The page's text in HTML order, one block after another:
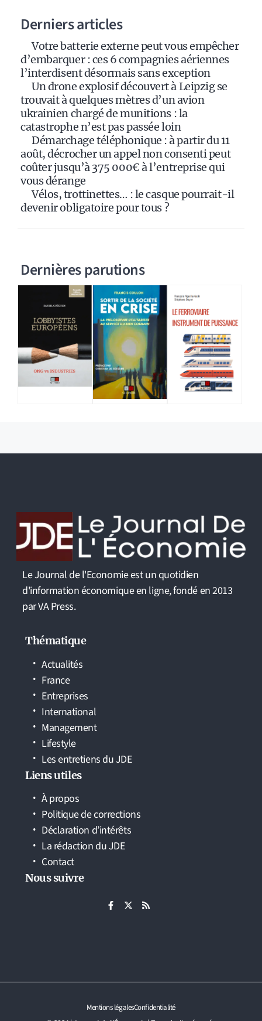
Derniers articles
Votre batterie externe peut vous empêcher
d’embarquer : ces 6 compagnies aériennes
l’interdisent désormais sans exception
Un drone explosif découvert à Leipzig se
trouvait à quelques mètres d’un avion
ukrainien chargé de munitions : la
catastrophe n’est pas passée loin
Démarchage téléphonique : à partir du 11
août, décrocher un appel non consenti peut
coûter jusqu’à 375 000€ à l’entreprise qui
vous dérange
Vélos, trottinettes… : le casque pourrait-il
devenir obligatoire pour tous ?
Dernières parutions
Le Journal de l'Economie est un quotidien
d'information économique en ligne, fondé en 2013
par VA Press.
Thématique
Actualités
France
Entreprises
International
Management
Lifestyle
Les entretiens du JDE
Liens utiles
À propos
Politique de corrections
Déclaration d’intérêts
La rédaction du JDE
Contact
Nous suivre
Mentions légalesConfidentialité